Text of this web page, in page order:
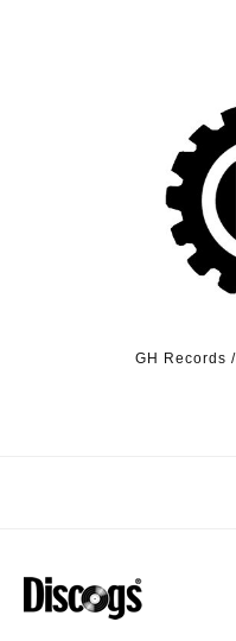
GH Records